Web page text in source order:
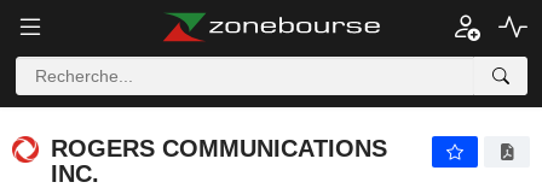
ROGERS COMMUNICATIONS INC.
ROGERS COMMUNICATIONS
INC.